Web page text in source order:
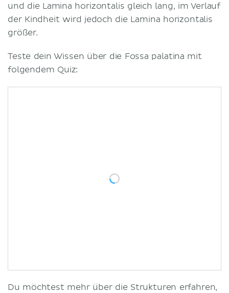
und die Lamina horizontalis gleich lang, im Verlauf
der Kindheit wird jedoch die Lamina horizontalis
größer.
Teste dein Wissen über die Fossa palatina mit
folgendem Quiz:
Du möchtest mehr über die Strukturen erfahren,